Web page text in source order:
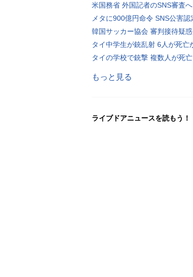
米国務省 外国記者のSNS審査へ
メタに900億円命令 SNS公害認
韓国サッカー協会 審判接待疑惑
タイ中学生が銃乱射 6人が死亡
タイの学校で銃撃 複数人が死亡
もっと見る
ライブドアニュースを読もう！